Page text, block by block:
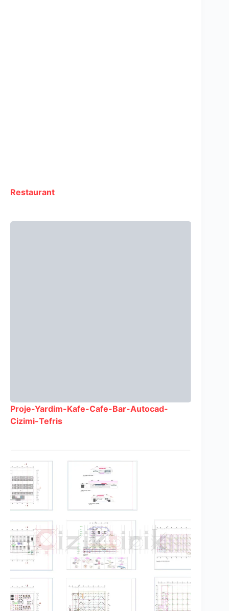
Restaurant
Proje-Yardim-Kafe-Cafe-Bar-Autocad-
Cizimi-Tefris